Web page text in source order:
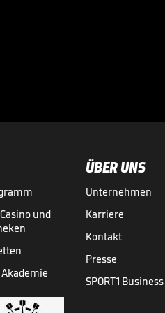
und
Akademie
ÜBER UNS
Unternehmen
Karriere
Kontakt
Presse
SPORT1 Business